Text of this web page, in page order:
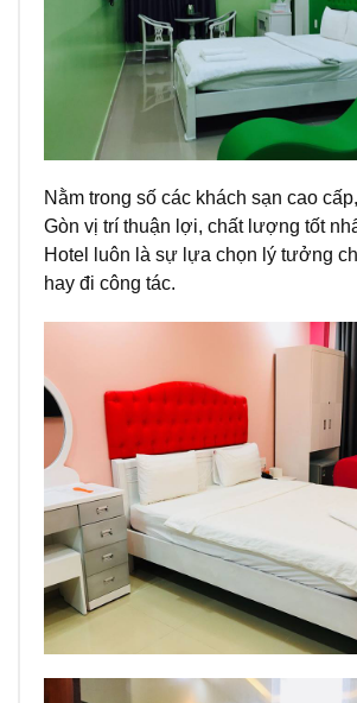
Nằm trong số các khách sạn cao
Gòn vị trí thuận lợi, chất lượng tốt
Hotel luôn là sự lựa chọn lý tưởng
hay đi công tác.